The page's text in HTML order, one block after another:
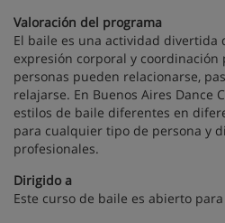
Valoración del programa
El baile es una actividad divertida
expresión corporal y coordinación
personas pueden relacionarse,
relajarse. En Buenos Aires Dance
estilos de baile diferentes en
para cualquier tipo de persona y
profesionales.
Dirigido a
Este curso de baile es abierto